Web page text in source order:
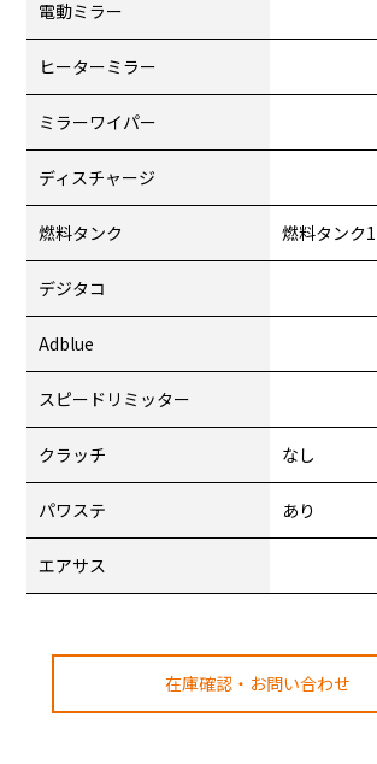
電動ミラー
ヒーターミラー
ミラーワイパー
ディスチャージ
燃料タンク 燃料タンク1
デジタコ
Adblue
スピードリミッター
クラッチ なし
パワステ あり
エアサス
在庫確認・お問い合わせ